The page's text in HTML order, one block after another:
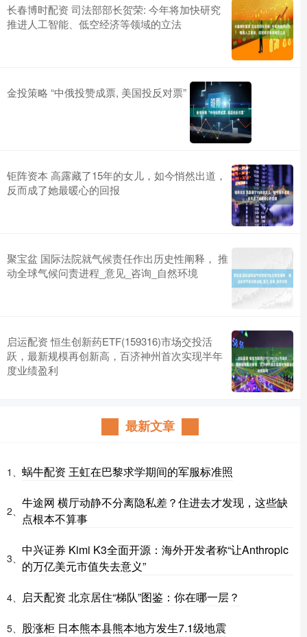
长春博时配资 司法部部长贺荣: 今年将加快研究
推进人工智能、低空经济等领域的立法
金投策略 “中俄投赞成票, 美国投反对票”
钜阵资本 高露藏了15年的女儿，如今悄然出道，
反而成了她最暖心的回报
聚宝盆 国际法院就气候责任作出历史性阐释， 推
动全球气候问责进程_意见_咨询_自然环境
启运配资 恒生创新药ETF(159316)市场交投活
跃，最新规模再创新高，百济神州首次实现半年
度业绩盈利
最新文章
1、 蜗牛配资 王虹在巴黎求学期间的军服标准照
2、
牛途网 横厅动静不分离隐私差？住进去才发现，这些缺
点根本不算事
3、
中兴证券 Kimi K3全面开源：海外开发者称“让Anthropic
的万亿美元市值失去意义”
4、 启天配资 北京居住“梯队”图鉴：你在哪一层？
5、 股涨柜 日本熊本县熊本地方发生7.1级地震